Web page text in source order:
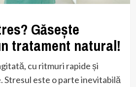
Găsește
tratament natural!
cu ritmuri rapide și
Stresul este o parte inevitabilă